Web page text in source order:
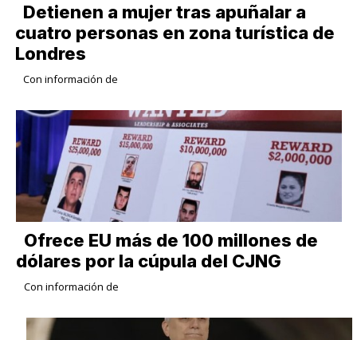
Detienen a mujer tras apuñalar a
cuatro personas en zona turística de
Londres
Con información de
Ofrece EU más de 100 millones de
dólares por la cúpula del CJNG
Con información de